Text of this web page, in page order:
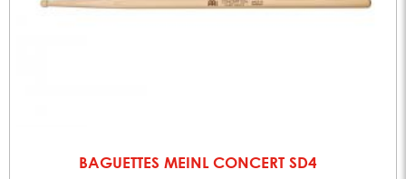
BAGUETTES MEINL CONCERT SD4